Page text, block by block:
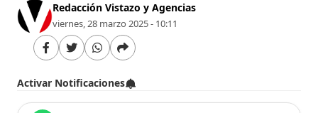
Redacción Vistazo y Agencias
viernes, 28 marzo 2025 - 10:11
Activar Notificaciones